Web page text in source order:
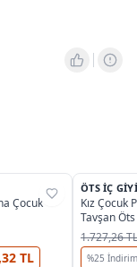
Çocuk
TL
%37
ÖTS İÇ
Kız Çocuk
Tavşan
1.727,26 TL
%25 İndirim